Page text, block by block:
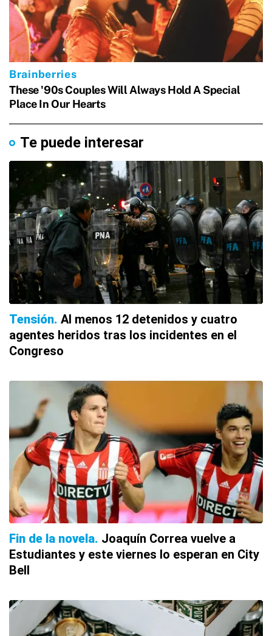
Te puede interesar
Tensión Al menos 12 detenidos y cuatro
agentes heridos tras los incidentes en el
Congreso
Fin de la novela Joaquín Correa vuelve a
Estudiantes y este viernes lo esperan en City
Bell